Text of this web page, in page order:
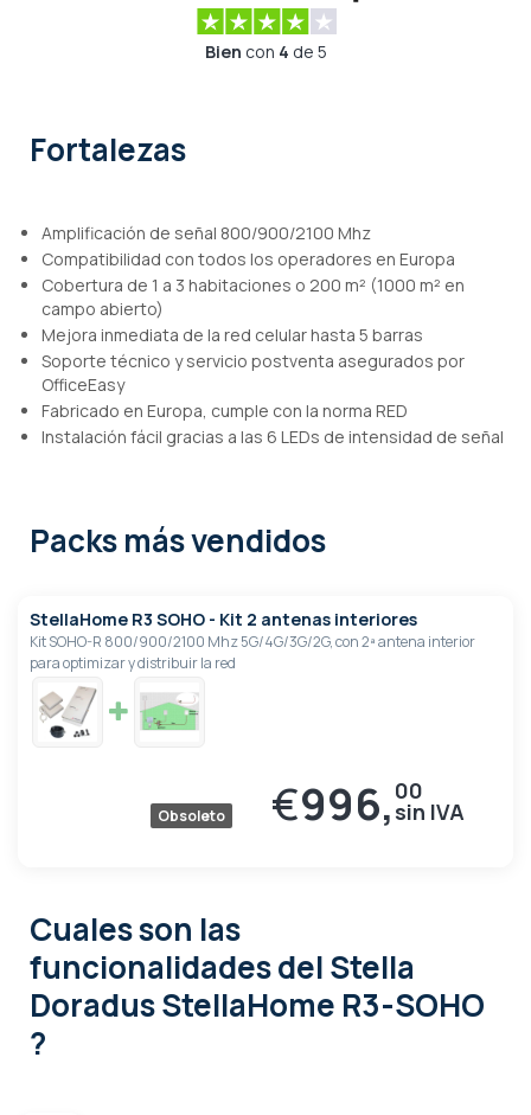
Bien con 4 de 5
Fortalezas
Amplificación de señal 800/900/2100 Mhz
Compatibilidad con todos los operadores en Europa
Cobertura de 1 a 3 habitaciones o 200 m² (1000 m² en
campo abierto)
Mejora inmediata de la red celular hasta 5 barras
Soporte técnico y servicio postventa asegurados por
OfficeEasy
Fabricado en Europa, cumple con la norma RED
Instalación fácil gracias a las 6 LEDs de intensidad de señal
Packs más vendidos
StellaHome R3 SOHO - Kit 2 antenas interiores
Kit SOHO-R 800/900/2100 Mhz 5G/4G/3G/2G, con 2ª antena interior
para optimizar y distribuir la red
Obsoleto €996, 00
Cuales son las
funcionalidadesdel Stella
Doradus StellaHome R3-SOHO
?